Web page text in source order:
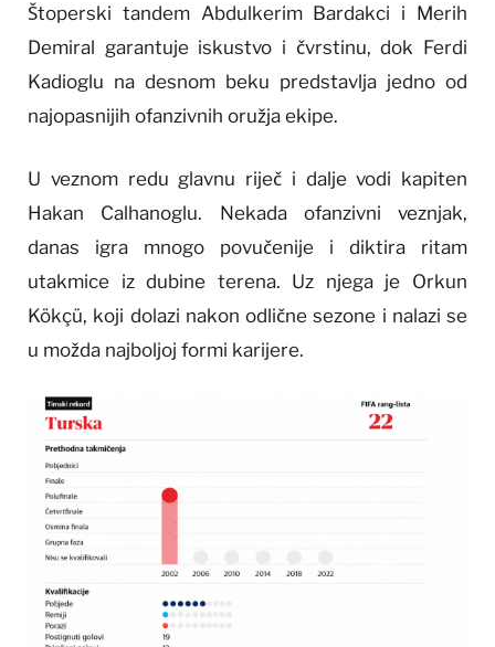
Štoperski tandem Abdulkerim Bardakci i Merih
Demiral garantuje iskustvo i čvrstinu, dok Ferdi
Kadioglu na desnom beku predstavlja jedno od
najopasnijih ofanzivnih oružja ekipe.
U veznom redu glavnu riječ i dalje vodi kapiten
Hakan Calhanoglu. Nekada ofanzivni veznjak,
danas igra mnogo povučenije i diktira ritam
utakmice iz dubine terena. Uz njega je Orkun
Kökçü, koji dolazi nakon odlične sezone i nalazi se
u možda najboljoj formi karijere.